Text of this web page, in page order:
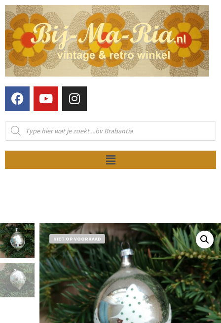
NIET OP VOORRAAD